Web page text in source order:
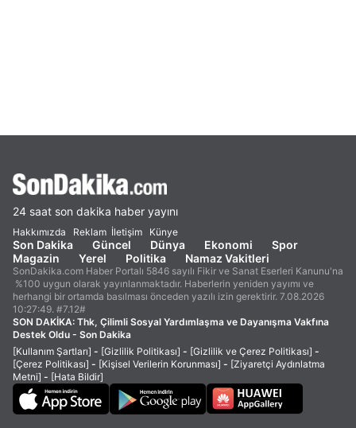
24 saat son dakika haber yayını
Hakkımızda Reklam İletişim Künye
Son Dakika Güncel Dünya Ekonomi
Spor
Magazin
Yerel Politika Namaz Vakitleri
SonDakika.com Haber Portalı 5846 sayılı Fikir ve Sanat Eserleri Kanunu'na
%100 uygun olarak yayınlanmaktadır. Haberlerin yeniden yayımı ve
herhangi bir ortamda basılması önceden yazılı izin gerektirir. 7.08.2026
10:27:49. #7.12#
SON DAKİKA: Thk, Çilimli Sosyal Yardımlaşma ve Dayanışma Vakfına
Destek Oldu - Son Dakika
[Kullanım Şartları] - [Gizlilik Politikası] - [Gizlilik ve Çerez Politikası] -
[Çerez Politikası] - [Kişisel Verilerin Korunması] - [Ziyaretçi Aydınlatma
Metni] - [Hata Bildir]